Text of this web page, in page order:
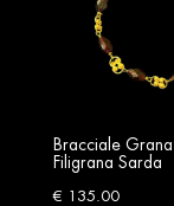
Bracciale
Filigrana Sarda
€ 135.00